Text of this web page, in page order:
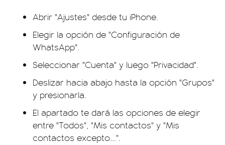
Abrir "Ajustes" desde tu iPhone.
Elegir la opción de "Configuración de
WhatsApp".
Seleccionar "Cuenta" y luego "Privacidad".
Deslizar hacia abajo hasta la opción "Grupos"
y presionarla.
El apartado te dará las opciones de elegir
entre "Todos", "Mis contactos" y "Mis
contactos excepto...".